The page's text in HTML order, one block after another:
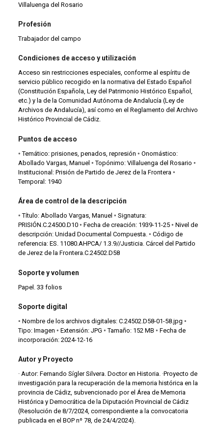
Villaluenga del Rosario
Profesión
Trabajador del campo
Condiciones de acceso y utilización
Acceso sin restricciones especiales, conforme al espíritu de
servicio público recogido en la normativa del Estado Español
(Constitución Española, Ley del Patrimonio Histórico Español,
etc.) y la de la Comunidad Autónoma de Andalucía (Ley de
Archivos de Andalucía), así como en el Reglamento del Archivo
Histórico Provincial de Cádiz.
Puntos de acceso
◦ Temático: prisiones, penados, represión ◦ Onomástico:
Abollado Vargas, Manuel ◦ Topónimo: Villaluenga del Rosario ◦
Institucional: Prisión de Partido de Jerez de la Frontera ◦
Temporal: 1940
Área de control de la descripción
◦ Título: Abollado Vargas, Manuel ◦ Signatura:
PRISIÓN.C.24500.D10 ◦ Fecha de creación: 1939-11-25 ◦ Nivel de
descripción: Unidad Documental Compuesta. ◦ Código de
referencia: ES. 11080.AHPCA/ 1.3.9//Justicia. Cárcel del Partido
de Jerez de la Frontera.C.24502.D58
Soporte y volumen
Papel. 33 folios
Soporte digital
◦ Nombre de los archivos digitales: C.24502.D58-01-58.jpg ◦
Tipo: Imagen ◦ Extensión: JPG ◦ Tamaño: 152 MB ◦ Fecha de
incorporación: 2024-12-16
Autor y Proyecto
· Autor: Fernando Sígler Silvera. Doctor en Historia. ·Proyecto de
investigación para la recuperación de la memoria histórica en la
provincia de Cádiz, subvencionado por el Área de Memoria
Histórica y Democrática de la Diputación Provincial de Cádiz
(Resolución de 8/7/2024, correspondiente a la convocatoria
publicada en el BOP nº 78, de 24/4/2024).